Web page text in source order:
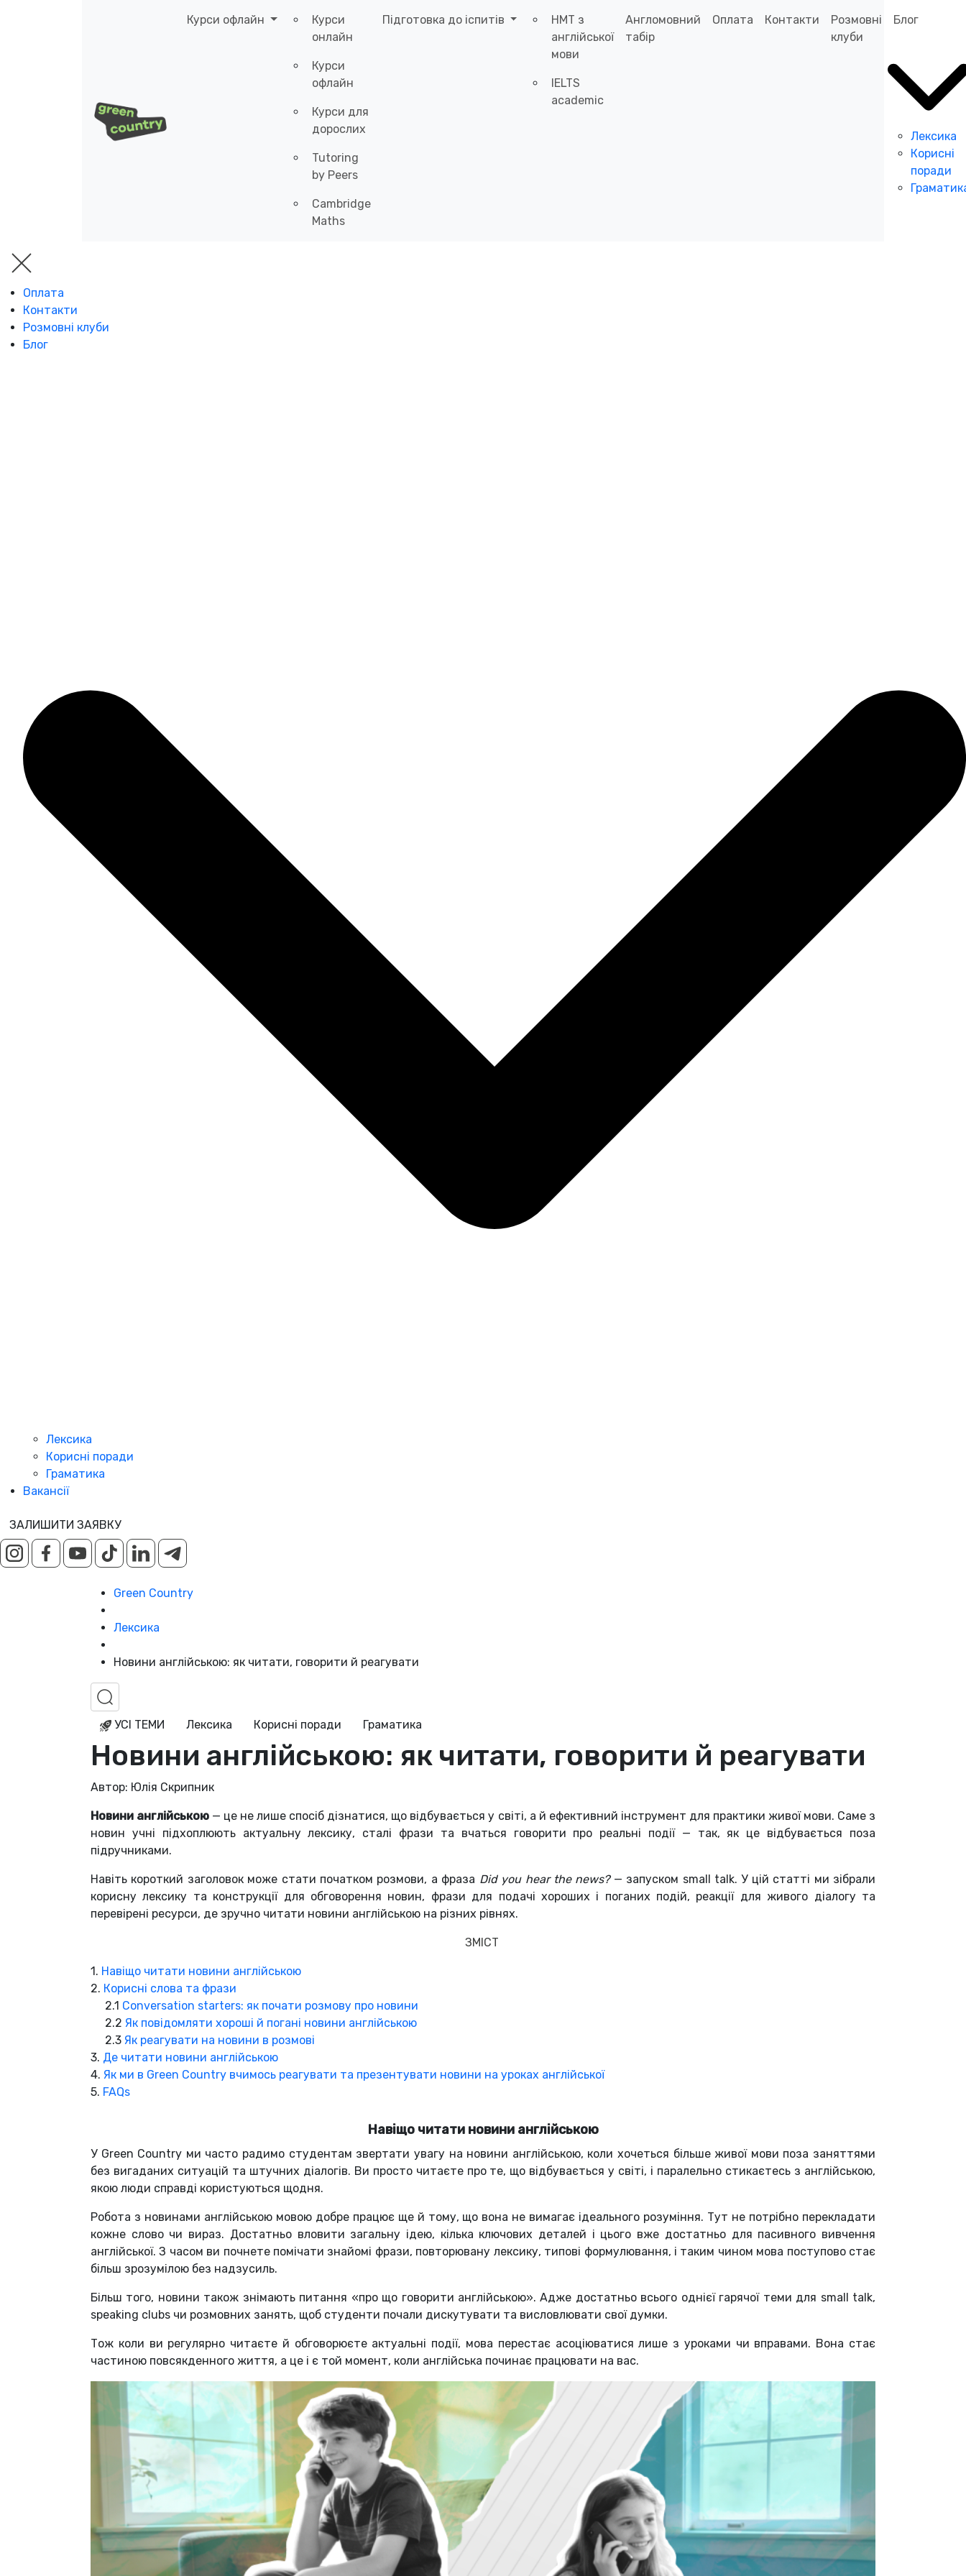
Курси офлайн
Курси
онлайн
Курси
офлайн
Курси для
дорослих
Tutoring
by Peers
Cambridge
Maths
Підготовка до іспитів
НМТ з
англійської
мови
IELTS
academic
Англомовний
табір
Оплата Контакти
Розмовні
клуби
Блог
Лексика
Корисні
поради
Оплата
Контакти
Розмовні клуби
Блог
Лексика
Корисні поради
Граматика
Вакансії
ЗАЛИШИТИ ЗАЯВКУ
Green Country
Лексика
Новини англійською: як читати, говорити й реагувати
УСІ ТЕМИ Лексика Корисні поради Граматика
Новини англійською: як читати, говорити й реагувати
Автор: Юлія Скрипник
Новини англійською — це не лише спосіб дізнатися, що відбувається у світі, а й ефективний інструмент для практики живої мови. Саме з
новин учні підхоплюють актуальну лексику, сталі фрази та вчаться говорити про реальні події — так, як це відбувається поза
підручниками.
Навіть короткий заголовок може стати початком розмови, а фраза Did you hear the news?— запуском small talk. У цій статті ми зібрали
корисну лексику та конструкції для обговорення новин, фрази для подачі хороших і поганих подій, реакції для живого діалогу та
перевірені ресурси, де зручно читати новини англійською на різних рівнях.
ЗМІСТ
1. Навіщо читати новини англійською
2. Корисні слова та фрази
2.1 Conversation starters: як почати розмову про новини
2.2 Як повідомляти хороші й погані новини англійською
2.3 Як реагувати на новини в розмові
3. Де читати новини англійською
4. Як ми в Green Country вчимось реагувати та презентувати новини на уроках англійської
5. FAQs
Навіщо читати новини англійською
У Green Country ми часто радимо студентам звертати увагу на новини англійською, коли хочеться більше живої мови поза заняттями
без вигаданих ситуацій та штучних діалогів. Ви просто читаєте про те, що відбувається у світі, і паралельно стикаєтесь з англійською,
якою люди справді користуються щодня.
Робота з новинами англійською мовою добре працює ще й тому, що вона не вимагає ідеального розуміння. Тут не потрібно перекладати
кожне слово чи вираз. Достатньо вловити загальну ідею, кілька ключових деталей і цього вже достатньо для пасивного вивчення
англійської. З часом ви почнете помічати знайомі фрази, повторювану лексику, типові формулювання, і таким чином мова поступово стає
більш зрозумілою без надзусиль.
Більш того, новини також знімають питання «про що говорити англійською». Адже достатньо всього однієї гарячої теми для small talk,
speaking clubs чи розмовних занять, щоб студенти почали дискутувати та висловлювати свої думки.
Тож коли ви регулярно читаєте й обговорюєте актуальні події, мова перестає асоціюватися лише з уроками чи вправами. Вона стає
частиною повсякденного життя, а це і є той момент, коли англійська починає працювати на вас.